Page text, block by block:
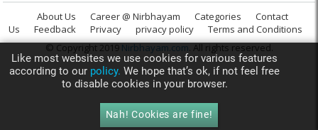
About Us Career @ Nirbhayam Categories
Contact
Us
Feedback Privacy privacy policy
Terms and Conditions
© Copyright 2019 Nirbhayam.com. All rights reserved.
Like most websites we use cookies for various features
according to our policy. We hope that’s ok, if not feel free
to disable cookies in your browser.
Nah! Cookies are fine!